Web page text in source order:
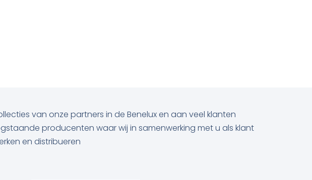
van onze partners in de Benelux en aan veel klanten
producenten waar wij in samenwerking met u als klant
en distribueren